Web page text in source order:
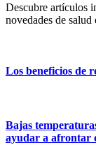
Descubre artículos
novedades de salud
Los beneficios de
Bajas
ayudar a afrontar